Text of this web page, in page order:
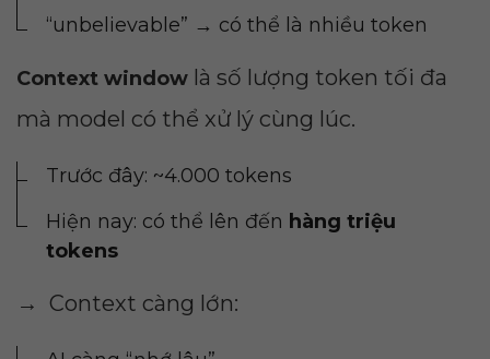
“unbelievable” → có thể là nhiều token
Context window là số lượng token tối đa
mà model có thể xử lý cùng lúc.
Trước đây: ~4.000 tokens
Hiện nay: có thể lên đến hàng triệu
tokens
→ Context càng lớn: